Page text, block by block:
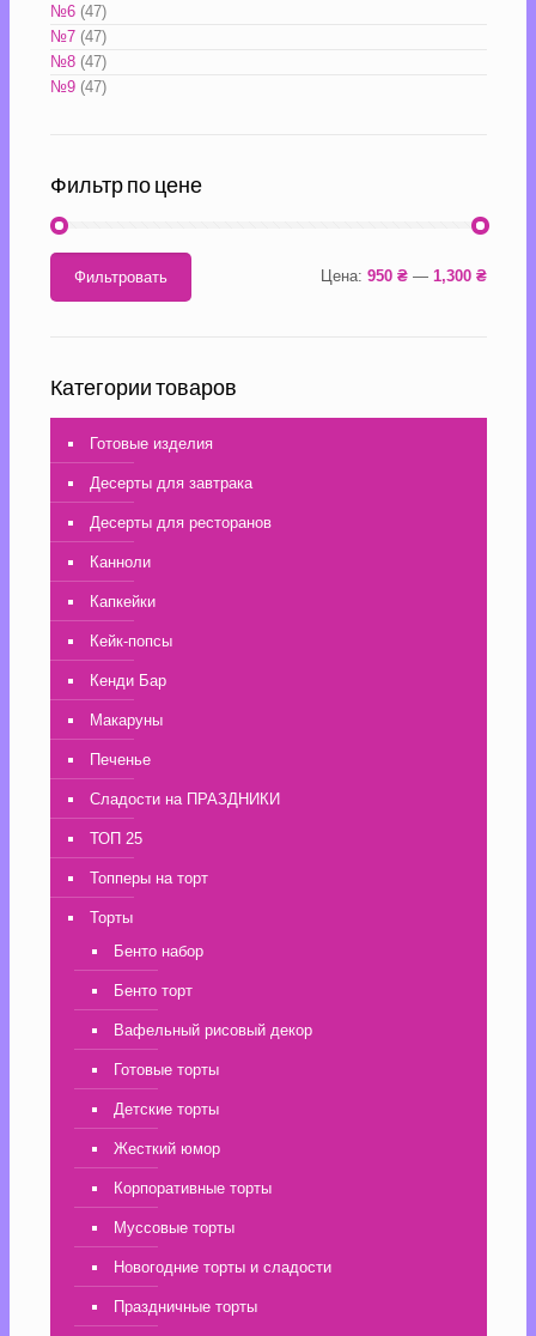
№6 (47)
№7 (47)
№8 (47)
№9 (47)
Фильтр по цене
Фильтровать Цена: 950 ₴— 1,300 ₴
Категории товаров
Готовые изделия
Десерты для завтрака
Десерты для ресторанов
Канноли
Капкейки
Кейк-попсы
Кенди Бар
Макаруны
Печенье
Сладости на ПРАЗДНИКИ
ТОП 25
Топперы на торт
Торты
Бенто набор
Бенто торт
Вафельный рисовый декор
Готовые торты
Детские торты
Жесткий юмор
Корпоративные торты
Муссовые торты
Новогодние торты и сладости
Праздничные торты